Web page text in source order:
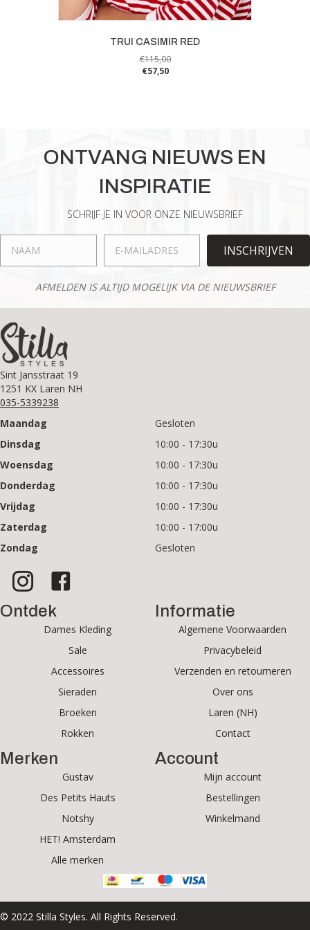
TRUI CASIMIR RED
€115,00
€57,50
Deze
kan
gekozen
worden
de
productpagina
ONTVANG NIEUWS EN
INSPIRATIE
SCHRIJF JE IN VOOR ONZE NIEUWSBRIEF
INSCHRIJVEN
AFMELDEN IS ALTIJD MOGELIJK VIA DE NIEUWSBRIEF
Sint Jansstraat 19
1251 KX Laren NH
035-5339238
Maandag
Gesloten
Dinsdag
10:00 - 17:30u
Woensdag
10:00 - 17:30u
Donderdag
10:00 - 17:30u
Vrijdag
10:00 - 17:30u
Zaterdag
10:00 - 17:00u
Zondag
Gesloten
Ontdek
Dames Kleding
Sale
Accessoires
Sieraden
Broeken
Rokken
Merken
Gustav
Des Petits Hauts
Notshy
HET! Amsterdam
Alle merken
Informatie
Algemene Voorwaarden
Privacybeleid
Verzenden en retourneren
Over ons
Laren (NH)
Contact
Account
Mijn account
Bestellingen
Winkelmand
© 2022 Stilla Styles. All Rights Reserved.